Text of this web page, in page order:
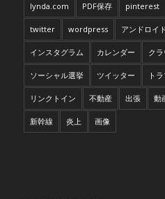
lynda.com PDF保存 pinterest
twitter wordpress アンドロイ
インスタグラム カレンダー ク
ソーシャル選挙 ツイッター ト
リンクトイン 不動産 出張 動
新幹線 炎上 画像